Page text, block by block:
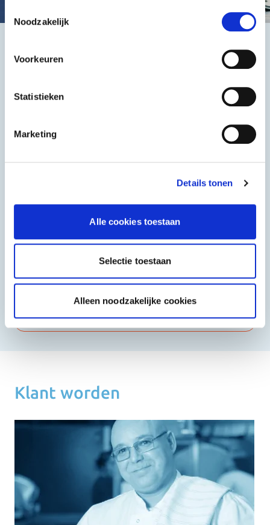
Noodzakelijk
Voorkeuren
Statistieken
Marketing
Details tonen
Alle cookies toestaan
Selectie toestaan
Alleen noodzakelijke cookies
Het beste, de goedkoopste
Bekijk meer
Klant worden